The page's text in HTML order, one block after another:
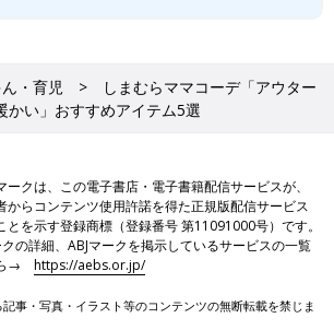
・育児
しまむらママコーデ「アウター
かい」おすすめアイテム5選
ークは、この電子書店・電子書籍配信サービスが、
からコンテンツ使用許諾を得た正規版配信サービス
とを示す登録商標（登録番号 第11091000号）です。
クの詳細、ABJマークを掲示しているサービスの一覧
ら→https://aebs.or.jp/
事・写真・イラスト等のコンテンツの無断転載を禁じま